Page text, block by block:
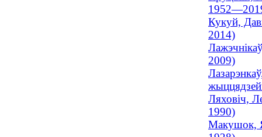
Кукуй,
2014)
2009)
Ляховіч,
1990)
Макушок,